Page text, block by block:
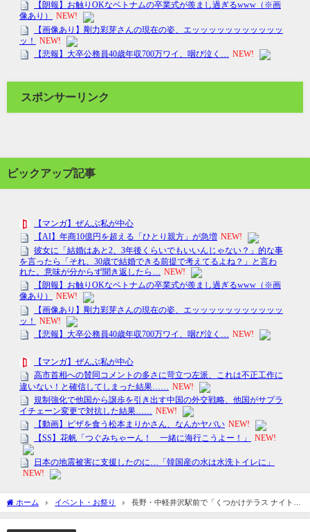
スポンサーリンク
ピックアップ記事
ホーム イベント・お祭り
長野・中軽井沢駅前で「くつかけテラス ナイトマ
ルシェ」開催！ 7月11日